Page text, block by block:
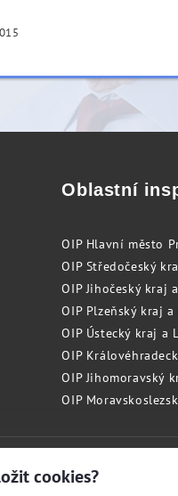
Oblastní
OIP Hlavní město
OIP Středočeský
OIP Jihočeský kraj
OIP Plzeňský kraj
OIP Ústecký kraj a
OIP
OIP Jihomoravský
OIP
cookies?